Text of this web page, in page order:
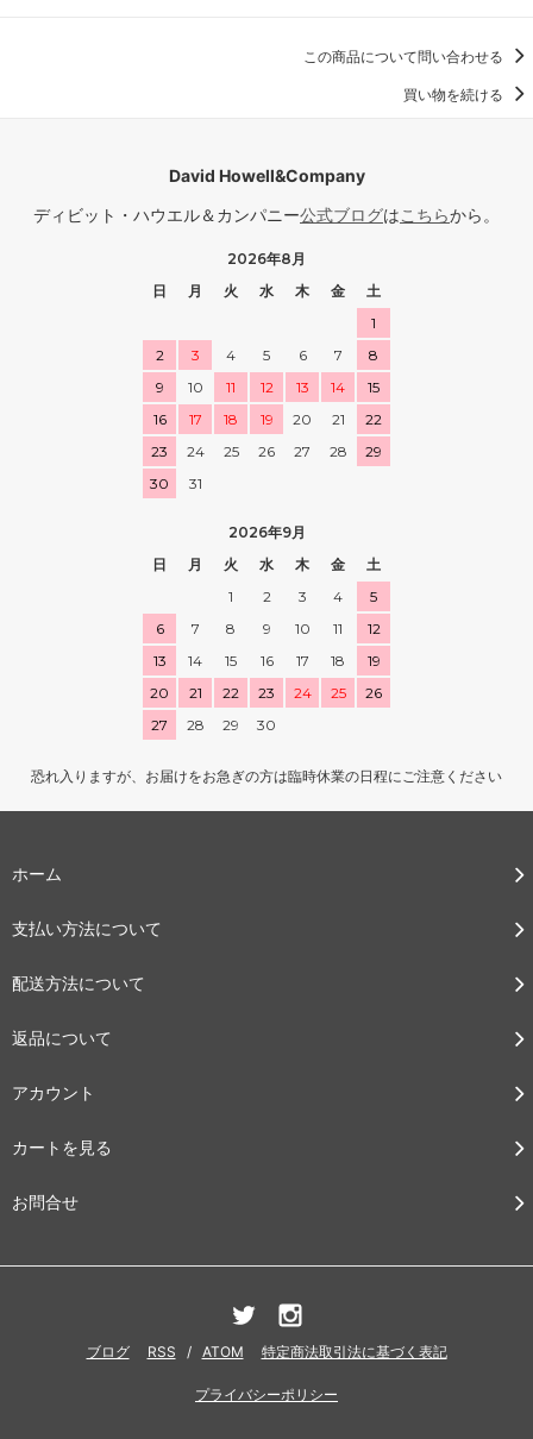
この商品について問い合わせる
買い物を続ける
David Howell&Company
ディビット・ハウエル＆カンパニー公式ブログはこちらから。
2026年8月
日
月 火 水 木 金
土
1
2
3 4 5 6 7
8
9
10 11 12 13 14
15
16
17 18 19 20 21
22
23
24 25 26 27 28
29
30
31
2026年9月
日
月 火 水 木 金
土
1
2 3 4
5
6
7 8 9 10 11
12
13
14 15 16 17 18
19
20
21 22 23 24 25
26
27
28 29 30
恐れ入りますが、お届けをお急ぎの方は臨時休業の日程にご注意ください
ホーム
支払い方法について
配送方法について
返品について
アカウント
カートを見る
お問合せ
ブログ RSS / ATOM 特定商法取引法に基づく表記
プライバシーポリシー